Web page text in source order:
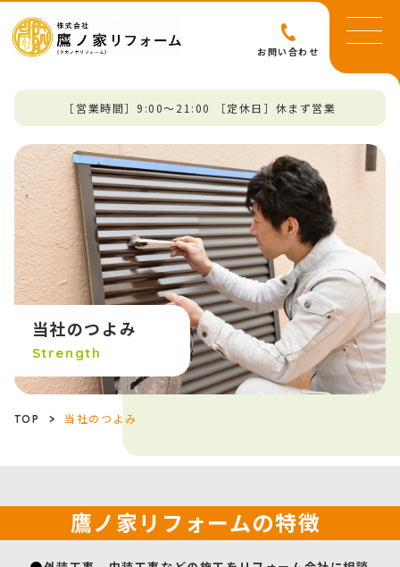
お問い合わせ
［営業時間］9:00～21:00 ［定休日］休まず営業
当社のつよみ
Strength
TOP > 当社のつよみ
鷹ノ家リフォームの特徴